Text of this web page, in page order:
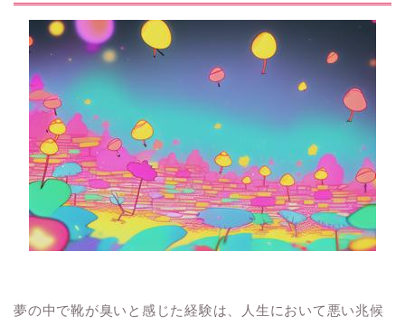
夢の中で靴が臭いと感じた経験は、人生において悪い兆候